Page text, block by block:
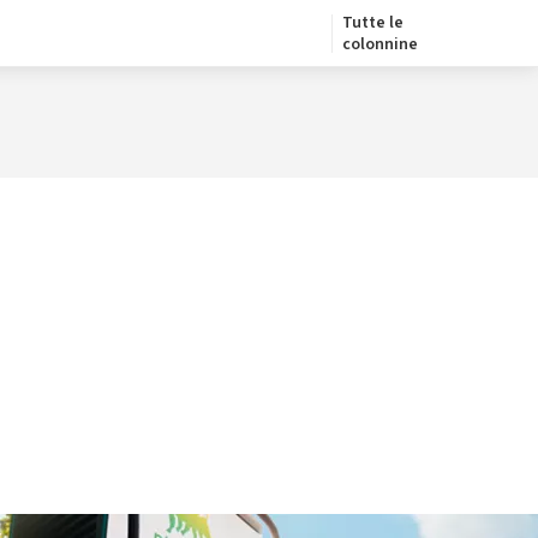
Tutte le
colonnine